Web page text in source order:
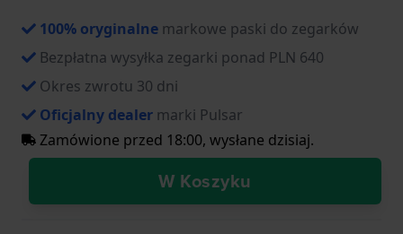
100% oryginalne markowe paski do zegarków
Bezpłatna wysyłka zegarki ponad PLN 640
Okres zwrotu 30 dni
Oficjalny dealer marki Pulsar
Zamówione przed 18:00, wysłane dzisiaj.
W Koszyku